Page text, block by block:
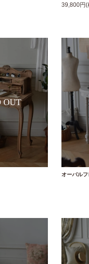
39,800円(
オーバル